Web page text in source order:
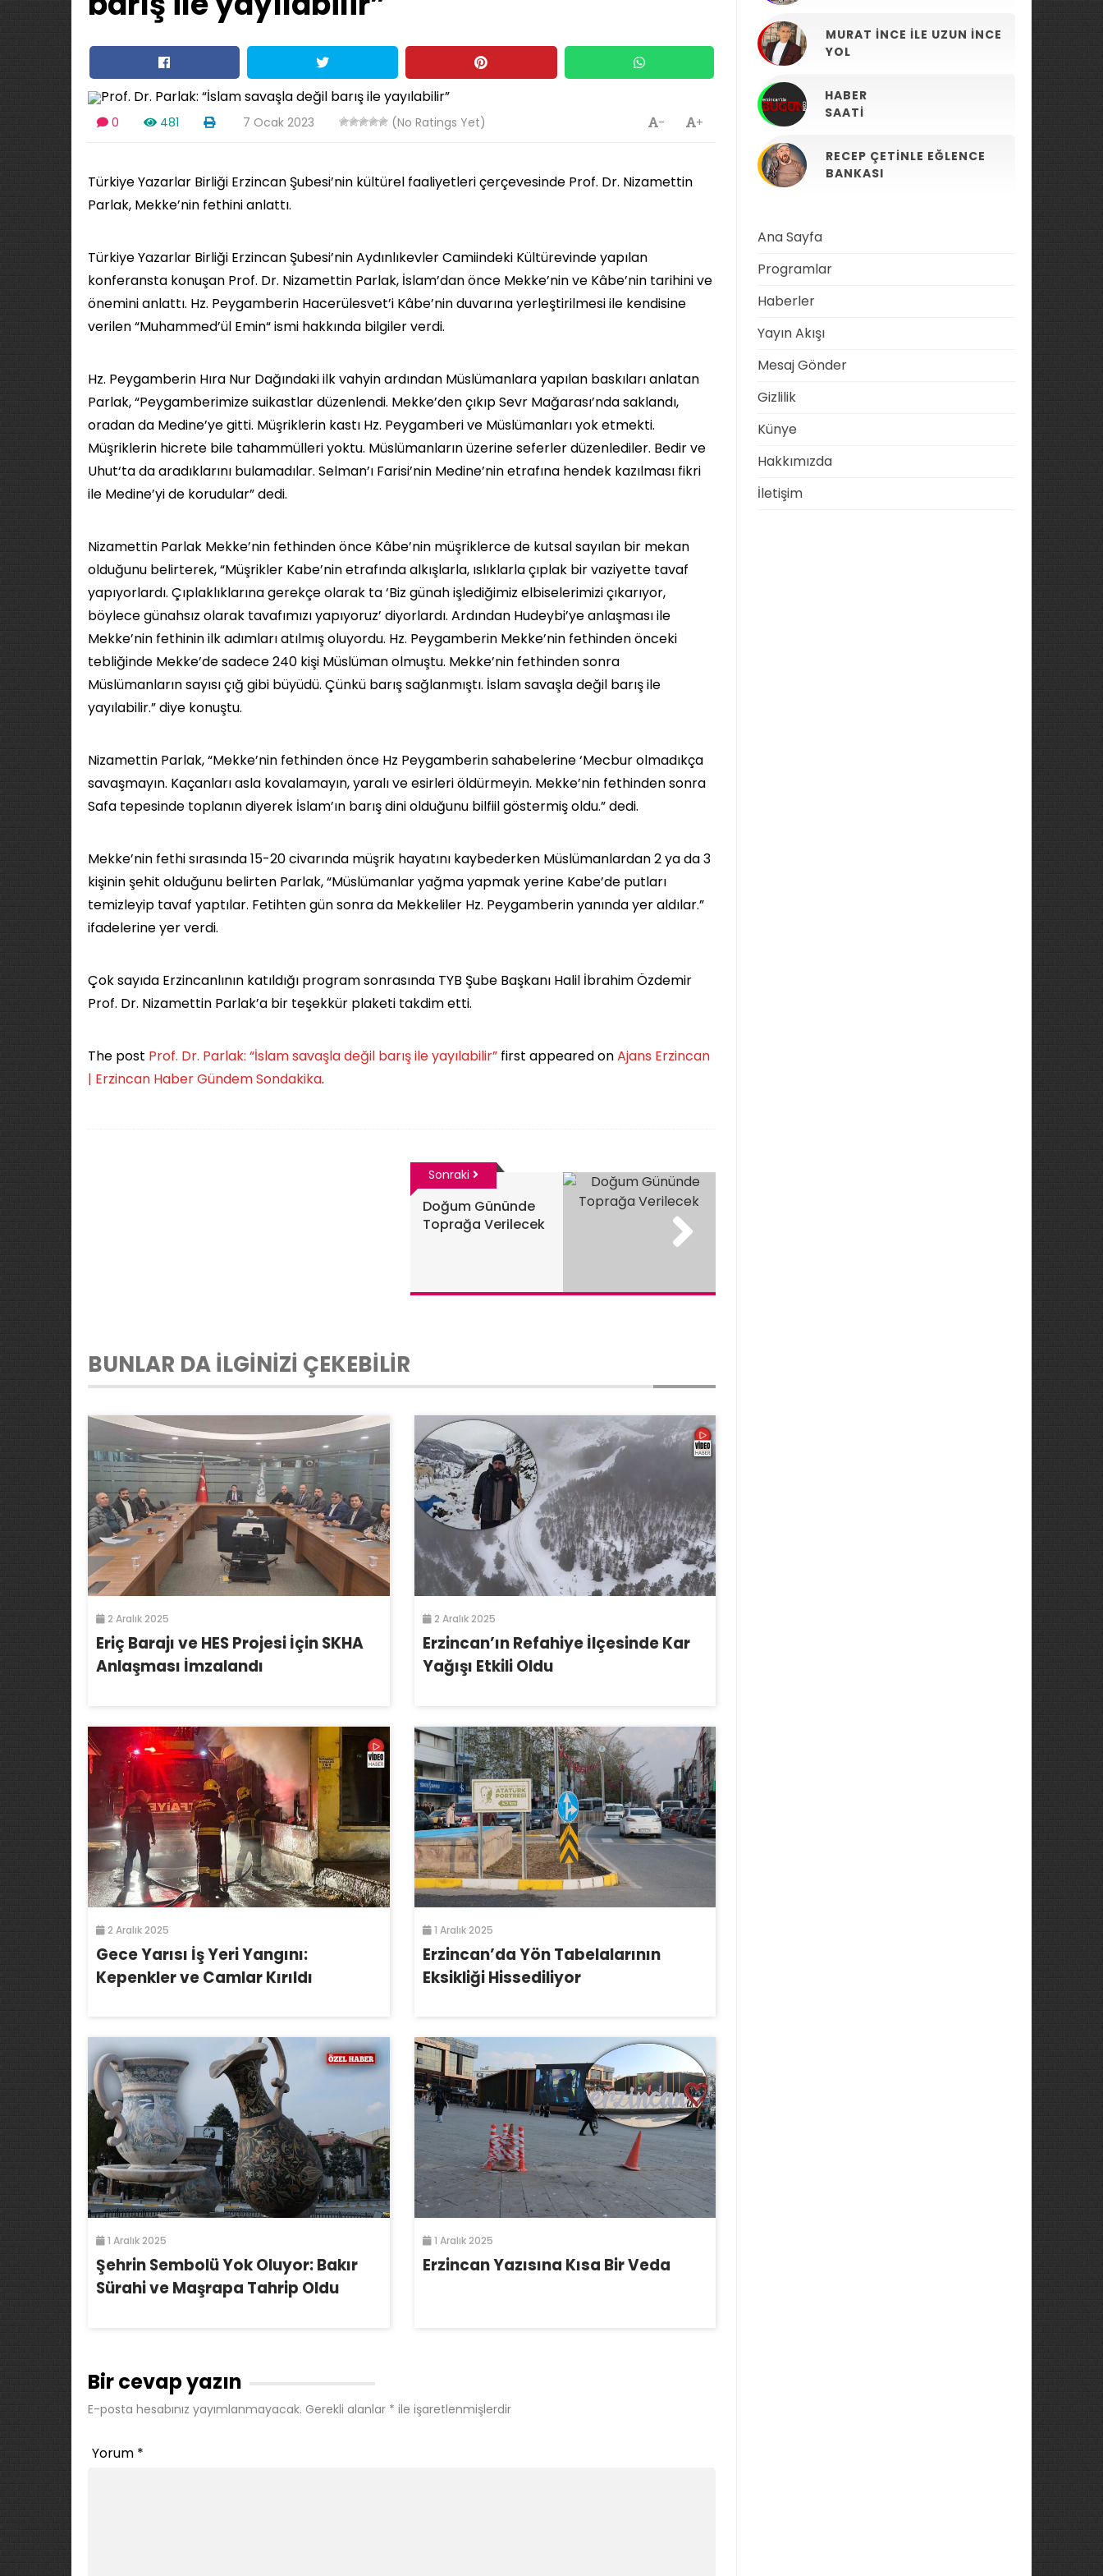
0 481 7 Ocak 2023 (No Ratings Yet) +
-
Türkiye Yazarlar Birliği Erzincan Şubesi’nin kültürel faaliyetleri çerçevesinde Prof. Dr. Nizamettin
Parlak, Mekke’nin fethini anlattı.
Türkiye Yazarlar Birliği Erzincan Şubesi’nin Aydınlıkevler Camiindeki Kültürevinde yapılan
konferansta konuşan Prof. Dr. Nizamettin Parlak, İslam’dan önce Mekke’nin ve Kâbe’nin tarihini ve
önemini anlattı. Hz. Peygamberin Hacerülesvet’i Kâbe’nin duvarına yerleştirilmesi ile kendisine
verilen “Muhammed’ül Emin“ ismi hakkında bilgiler verdi.
Hz. Peygamberin Hıra Nur Dağındaki ilk vahyin ardından Müslümanlara yapılan baskıları anlatan
Parlak, “Peygamberimize suikastlar düzenlendi. Mekke’den çıkıp Sevr Mağarası’nda saklandı,
oradan da Medine’ye gitti. Müşriklerin kastı Hz. Peygamberi ve Müslümanları yok etmekti.
Müşriklerin hicrete bile tahammülleri yoktu. Müslümanların üzerine seferler düzenlediler. Bedir ve
Uhut‘ta da aradıklarını bulamadılar. Selman’ı Farisi’nin Medine’nin etrafına hendek kazılması fikri
ile Medine’yi de korudular” dedi.
Nizamettin Parlak Mekke’nin fethinden önce Kâbe’nin müşriklerce de kutsal sayılan bir mekan
olduğunu belirterek, “Müşrikler Kabe’nin etrafında alkışlarla, ıslıklarla çıplak bir vaziyette tavaf
yapıyorlardı. Çıplaklıklarına gerekçe olarak ta ‘Biz günah işlediğimiz elbiselerimizi çıkarıyor,
böylece günahsız olarak tavafımızı yapıyoruz’ diyorlardı. Ardından Hudeybi’ye anlaşması ile
Mekke’nin fethinin ilk adımları atılmış oluyordu. Hz. Peygamberin Mekke’nin fethinden önceki
tebliğinde Mekke’de sadece 240 kişi Müslüman olmuştu. Mekke’nin fethinden sonra
Müslümanların sayısı çığ gibi büyüdü. Çünkü barış sağlanmıştı. İslam savaşla değil barış ile
yayılabilir.” diye konuştu.
Nizamettin Parlak, “Mekke’nin fethinden önce Hz Peygamberin sahabelerine ‘Mecbur olmadıkça
savaşmayın. Kaçanları asla kovalamayın, yaralı ve esirleri öldürmeyin. Mekke’nin fethinden sonra
Safa tepesinde toplanın diyerek İslam’ın barış dini olduğunu bilfiil göstermiş oldu.” dedi.
Mekke’nin fethi sırasında 15-20 civarında müşrik hayatını kaybederken Müslümanlardan 2 ya da 3
kişinin şehit olduğunu belirten Parlak, “Müslümanlar yağma yapmak yerine Kabe’de putları
temizleyip tavaf yaptılar. Fetihten gün sonra da Mekkeliler Hz. Peygamberin yanında yer aldılar.”
ifadelerine yer verdi.
Çok sayıda Erzincanlının katıldığı program sonrasında TYB Şube Başkanı Halil İbrahim Özdemir
Prof. Dr. Nizamettin Parlak’a bir teşekkür plaketi takdim etti.
The post Prof. Dr. Parlak: “İslam savaşla değil barış ile yayılabilir” first appeared onAjans Erzincan
| Erzincan Haber Gündem Sondakika.
Doğum Gününde
Toprağa Verilecek
Sonraki
BUNLAR DA İLGİNİZİ ÇEKEBİLİR
2 Aralık 2025
Eriç Barajı ve HES Projesi İçin SKHA
Anlaşması İmzalandı
2 Aralık 2025
Erzincan’ın Refahiye İlçesinde Kar
Yağışı Etkili Oldu
2 Aralık 2025
Gece Yarısı İş Yeri Yangını:
Kepenkler ve Camlar Kırıldı
1 Aralık 2025
Erzincan’da Yön Tabelalarının
Eksikliği Hissediliyor
1 Aralık 2025
Şehrin Sembolü Yok Oluyor: Bakır
Sürahi ve Maşrapa Tahrip Oldu
1 Aralık 2025
Erzincan Yazısına Kısa Bir Veda
Bir cevap yazın
E-posta hesabınız yayımlanmayacak. Gerekli alanlar * ile işaretlenmişlerdir
Yorum *
MURAT İNCE ILE UZUN İNCE
YOL
HABER
SAATI
RECEP ÇETINLE EĞLENCE
BANKASI
Ana Sayfa
Programlar
Haberler
Yayın Akışı
Mesaj Gönder
Gizlilik
Künye
Hakkımızda
İletişim